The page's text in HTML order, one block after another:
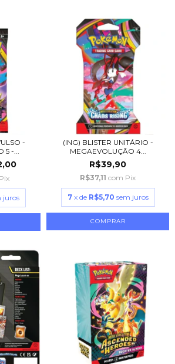
-
5 -...
Pix
juros
(ING) BLISTER UNITÁRIO -
MEGAEVOLUÇÃO 4...
R$39,90
R$37,11 com Pix
7 x de R$5,70 sem juros